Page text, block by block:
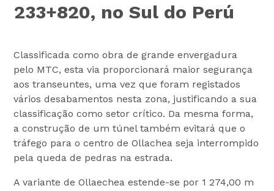
233+820, no Sul do Perú
Classificada como obra de grande envergadura
pelo MTC, esta via proporcionará maior segurança
aos transeuntes, uma vez que foram registados
vários desabamentos nesta zona, justificando a sua
classificação como setor crítico. Da mesma forma,
a construção de um túnel também evitará que o
tráfego para o centro de Ollachea seja interrompido
pela queda de pedras na estrada.
A variante de Ollaechea estende-se por 1 274,00 m